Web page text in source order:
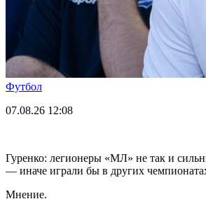
Футбол
07.08.26 12:08
Гуренко: легионеры «МЛ» не так и
— иначе играли бы в других
Мнение.